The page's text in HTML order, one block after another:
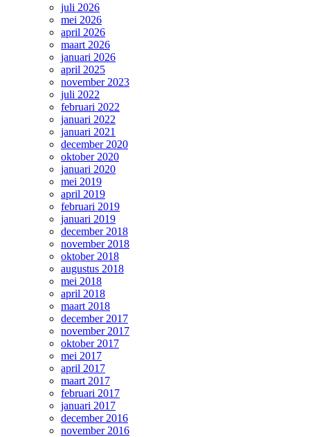
juli 2026
mei 2026
april 2026
maart 2026
januari 2026
april 2025
november 2023
juli 2022
februari 2022
januari 2022
januari 2021
december 2020
oktober 2020
januari 2020
mei 2019
april 2019
februari 2019
januari 2019
december 2018
november 2018
oktober 2018
augustus 2018
mei 2018
april 2018
maart 2018
december 2017
november 2017
oktober 2017
mei 2017
april 2017
maart 2017
februari 2017
januari 2017
december 2016
november 2016